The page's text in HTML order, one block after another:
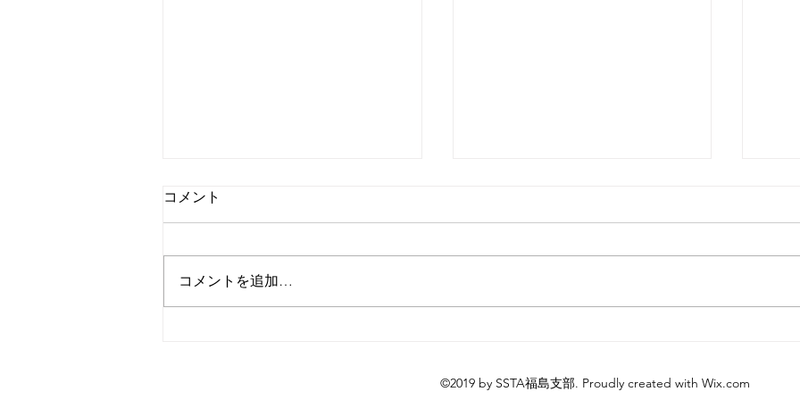
コメント
コメントを追加…
©2019 by SSTA福島支部. Proudly created with Wix.com